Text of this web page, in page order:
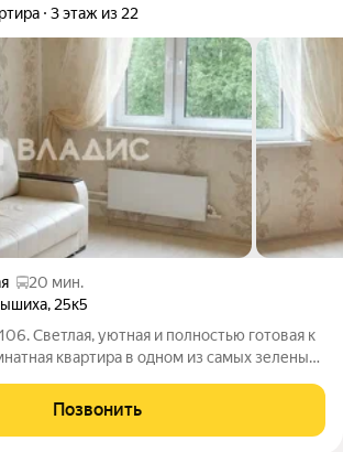
3 этаж из 22
20 мин.
, 25к5
Светлая, уютная и полностью готовая к
квартира в одном из самых зеленых
аккуратный ремонт в светлых тонах,
Позвонить